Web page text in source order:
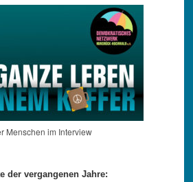
Menschen im Interview
der vergangenen Jahre: